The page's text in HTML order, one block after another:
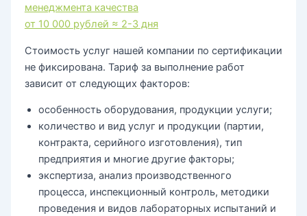
менеджмента качества
от 10 000 рублей ≈ 2-3 дня
Стоимость услуг нашей компании по сертификации
не фиксирована. Тариф за выполнение работ
зависит от следующих факторов:
особенность оборудования, продукции услуги;
количество и вид услуг и продукции (партии,
контракта, серийного изготовления), тип
предприятия и многие другие факторы;
экспертиза, анализ производственного
процесса, инспекционный контроль, методики
проведения и видов лабораторных испытаний и